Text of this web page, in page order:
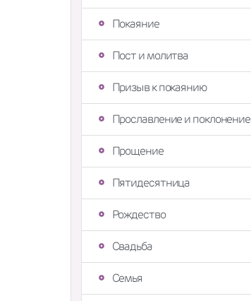
Покаяние
Пост и молитва
Призыв к покаянию
Прославление и поклонение
Прощение
Пятидесятница
Рождество
Свадьба
Семья